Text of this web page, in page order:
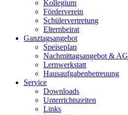
Kollegium
Förderverein
Schülervertretung
Elternbeirat
Ganztagsangebot
Speiseplan
Nachmittagsangebot & AG
Lernwerkstatt
Hausaufgabenbetreuung
Service
Downloads
Unterrichtszeiten
Links